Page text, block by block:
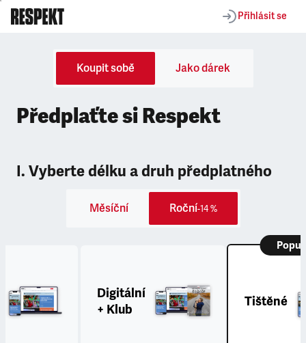
Přihlásit se
Koupit sobě Jako dárek
Předplaťte si Respekt
I. Vyberte délku a druh předplatného
Měsíční Roční-14 %
Digitální
+ Klub
Tištěné